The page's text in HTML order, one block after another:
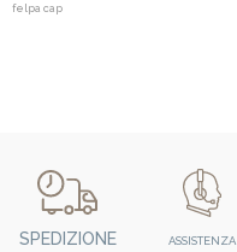
felpa cap
SPEDIZIONE ASSISTENZA